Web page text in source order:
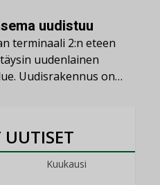
uudistuu
terminaali 2:n eteen
uudenlainen
Uudisrakennus on…
Kuukausi